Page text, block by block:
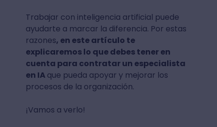
Trabajar con inteligencia artificial puede
ayudarte a marcar la diferencia. Por estas
razones, en este artículo te
explicaremos lo que debes tener en
cuenta para contratar un especialista
en IA que pueda apoyar y mejorar los
procesos de la organización.
¡Vamos a verlo!